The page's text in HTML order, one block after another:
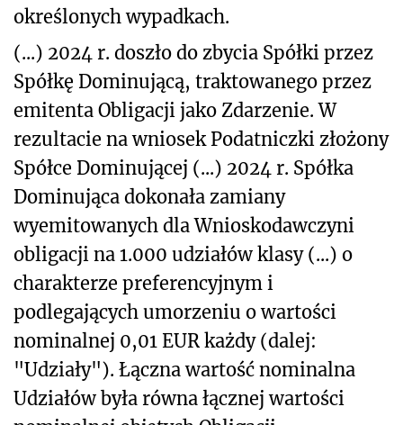
określonych wypadkach.
(...) 2024 r. doszło do zbycia Spółki przez
Spółkę Dominującą, traktowanego przez
emitenta Obligacji jako Zdarzenie. W
rezultacie na wniosek Podatniczki złożony
Spółce Dominującej (...) 2024 r. Spółka
Dominująca dokonała zamiany
wyemitowanych dla Wnioskodawczyni
obligacji na 1.000 udziałów klasy (...) o
charakterze preferencyjnym i
podlegających umorzeniu o wartości
nominalnej 0,01 EUR każdy (dalej:
"Udziały"). Łączna wartość nominalna
Udziałów była równa łącznej wartości